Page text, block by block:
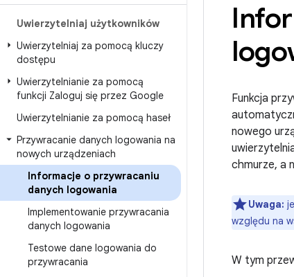
Uwierzytelniaj użytkowników
Uwierzytelniaj za pomocą kluczy
dostępu
Uwierzytelnianie za pomocą
funkcji Zaloguj się przez Google
Uwierzytelnianie za pomocą haseł
Przywracanie danych logowania na
nowych urządzeniach
Informacje o przywracaniu
danych logowania
Implementowanie przywracania
danych logowania
Testowe dane logowania do
przywracania
Funkcja
nowego
chmurze, a
Uwaga:
względu na
W tym